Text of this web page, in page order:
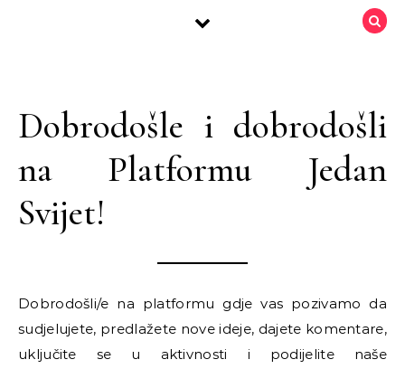
Dobrodošle i dobrodošli
na Platformu Jedan
Svijet!
Dobrodošli/e na platformu gdje vas pozivamo da
sudjelujete, predlažete nove ideje, dajete komentare,
uključite se u aktivnosti i podijelite naše